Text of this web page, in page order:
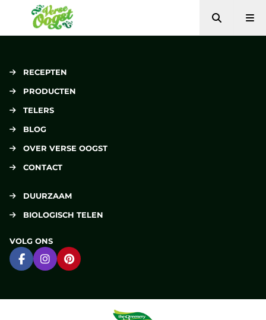
Verse Oogst
Zoeken
RECEPTEN
PRODUCTEN
TELERS
BLOG
OVER VERSE OOGST
CONTACT
DUURZAAM
BIOLOGISCH TELEN
VOLG ONS
Ga naar Facebook
Ga naar Instagram
Ga naar Pinterest